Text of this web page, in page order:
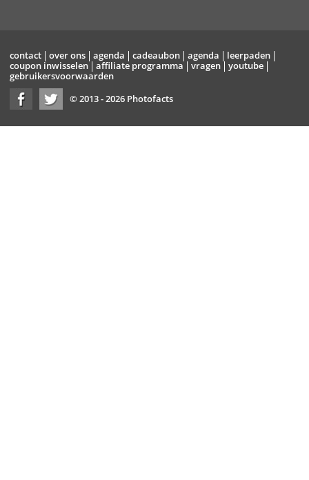
contact over ons agenda cadeaubon agenda
leerpaden
coupon inwisselen
affiliate programma vragen
youtube
gebruikersvoorwaarden
© 2013 - 2026 Photofacts